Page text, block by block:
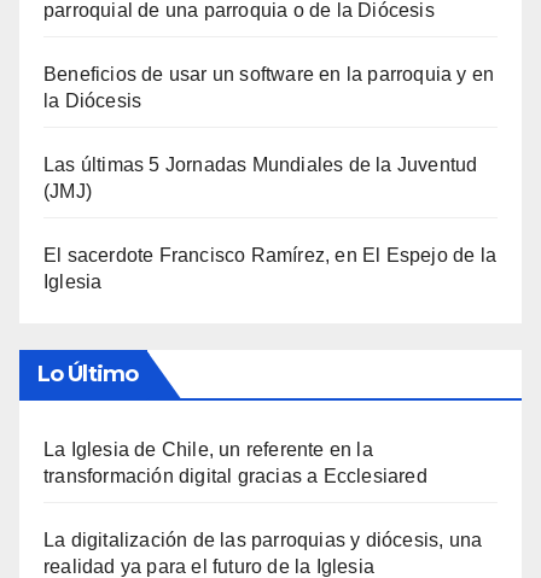
parroquial de una parroquia o de la Diócesis
Beneficios de usar un software en la parroquia y en
la Diócesis
Las últimas 5 Jornadas Mundiales de la Juventud
(JMJ)
El sacerdote Francisco Ramírez, en El Espejo de la
Iglesia
Lo Último
La Iglesia de Chile, un referente en la
transformación digital gracias a Ecclesiared
La digitalización de las parroquias y diócesis, una
realidad ya para el futuro de la Iglesia